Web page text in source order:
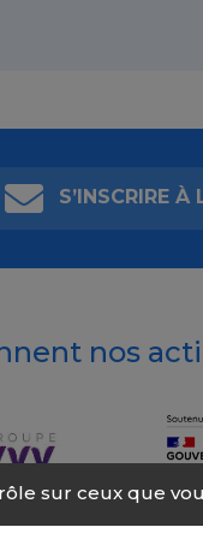
S’INSCRIRE
nos
sur ceux que